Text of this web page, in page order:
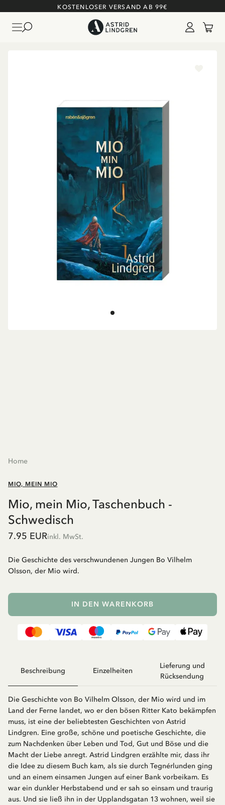
KOSTENLOSER VERSAND AB 99€
Home
MIO, MEIN MIO
Mio, mein Mio, Taschenbuch -
Schwedisch
7.95 EURinkl. MwSt.
Die Geschichte des verschwundenen Jungen Bo Vilhelm
Olsson, der Mio wird.
IN DEN WARENKORB
Beschreibung Einzelheiten
Lieferung und
Rücksendung
Die Geschichte von Bo Vilhelm Olsson, der Mio wird und im
Land der Ferne landet, wo er den bösen Ritter Kato bekämpfen
muss, ist eine der beliebtesten Geschichten von Astrid
Lindgren. Eine große, schöne und poetische Geschichte, die
zum Nachdenken über Leben und Tod, Gut und Böse und die
Macht der Liebe anregt. Astrid Lindgren erzählte mir, dass ihr
die Idee zu diesem Buch kam, als sie durch Tegnérlunden ging
und an einem einsamen Jungen auf einer Bank vorbeikam. Es
war ein dunkler Herbstabend und er sah so einsam und traurig
aus. Und sie ließ ihn in der Upplandsgatan 13 wohnen, weil sie